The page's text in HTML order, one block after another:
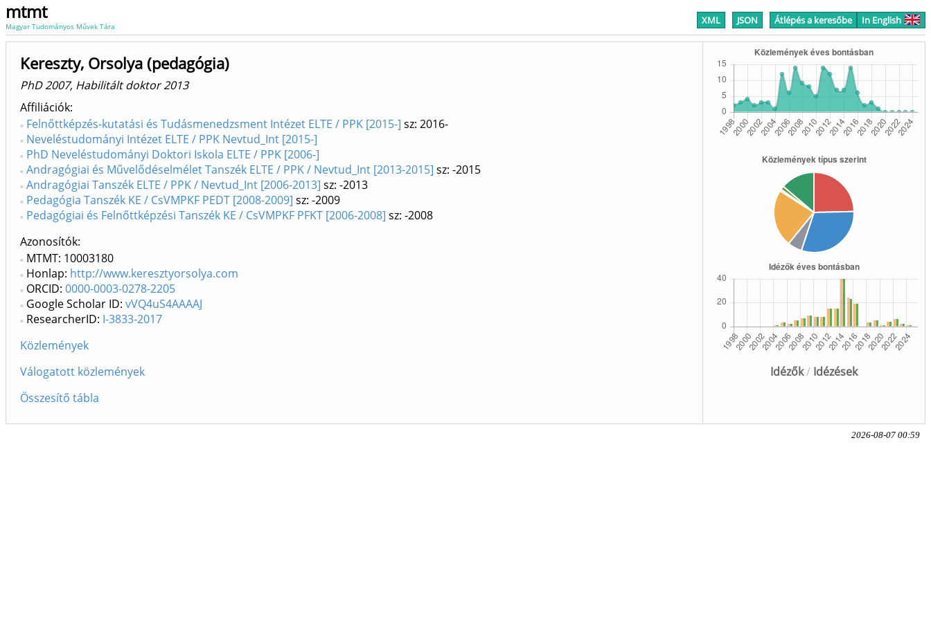
mtmt
Magyar Tudományos Művek Tára XML JSON Átlépés a keresőbe In English
Idézők/ Idézések
Kereszty, Orsolya (pedagógia)
PhD 2007, Habilitált doktor 2013
Affiliációk
Felnőttképzés-kutatási és Tudásmenedzsment Intézet ELTE / PPK [2015-] sz: 2016-
Neveléstudományi Intézet ELTE / PPK Nevtud_Int [2015-]
PhD Neveléstudományi Doktori Iskola ELTE / PPK [2006-]
Andragógiai és Művelődéselmélet Tanszék ELTE / PPK / Nevtud_Int [2013-2015] sz: -2015
Andragógiai Tanszék ELTE / PPK / Nevtud_Int [2006-2013] sz: -2013
Pedagógia Tanszék KE / CsVMPKF PEDT [2008-2009] sz: -2009
Pedagógiai és Felnőttképzési Tanszék KE / CsVMPKF PFKT [2006-2008] sz: -2008
Azonosítók
MTMT: 10003180
Honlap: http://www.keresztyorsolya.com
ORCID: 0000-0003-0278-2205
Google Scholar ID: vVQ4uS4AAAAJ
ResearcherID: I-3833-2017
Közlemények
Válogatott közlemények
Összesítő tábla
2026-08-07 00:59